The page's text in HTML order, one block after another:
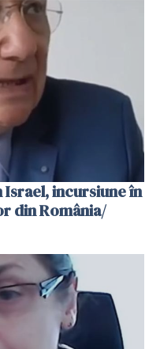
incursiune în
din România/